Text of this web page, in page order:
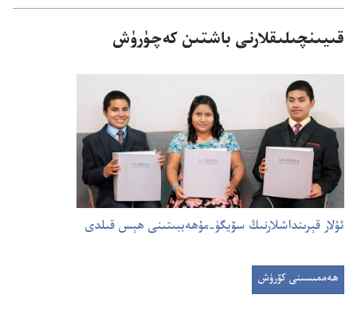
قىيىنچىلىقلارنى باشتىن كە‌چۈرۈش
ئۇ‌لار قېرىنداشلارنىڭ سۆيگۈ-‏مۇ‌ھە‌ببىتىنى ھېس قىلدى
ھەممىسىنى كۆرۈش